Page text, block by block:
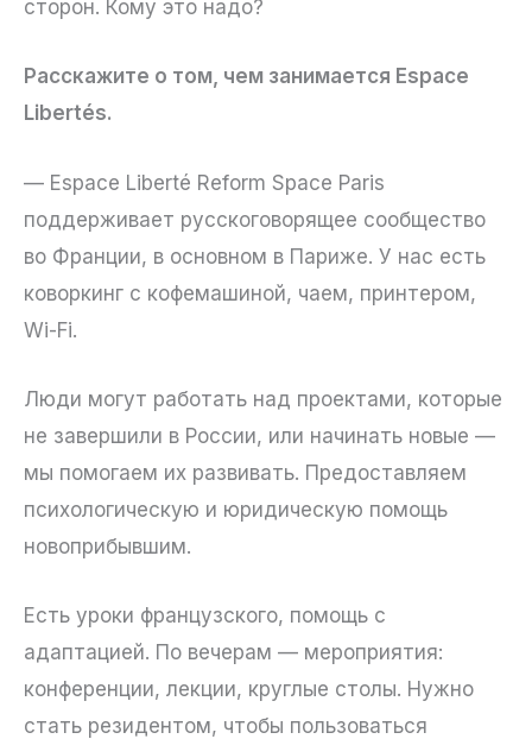
сторон. Кому это надо?
Расскажите о том, чем занимается Espace
Libertés.
— Espace Liberté Reform Space Paris
поддерживает русскоговорящее сообщество
во Франции, в основном в Париже. У нас есть
коворкинг с кофемашиной, чаем, принтером,
Wi-Fi.
Люди могут работать над проектами, которые
не завершили в России, или начинать новые —
мы помогаем их развивать. Предоставляем
психологическую и юридическую помощь
новоприбывшим.
Есть уроки французского, помощь с
адаптацией. По вечерам — мероприятия:
конференции, лекции, круглые столы. Нужно
стать резидентом, чтобы пользоваться